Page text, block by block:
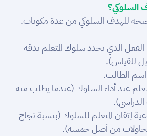
السلوكي؟
للهدف السلوكي من عدة مكونات.
الفعل الذي يحدد سلوك المتعلم بدقة
للقياس).
الطالب.
عند أداء السلوك (عندما يطلب منه
إتقان المتعلم للسلوك (بنسبة نجاح